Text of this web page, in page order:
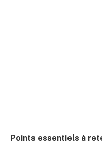
Points essentiels à